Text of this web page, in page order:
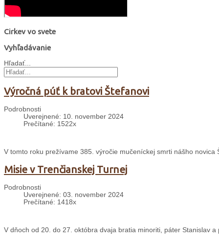
Cirkev vo svete
Vyhľadávanie
Hľadať...
Výročná púť k bratovi Štefanovi
Podrobnosti
Uverejnené: 10. november 2024
Prečítané: 1522x
V tomto roku prežívame 385. výročie mučeníckej smrti nášho
Misie v Trenčianskej Turnej
Podrobnosti
Uverejnené: 03. november 2024
Prečítané: 1418x
V dňoch od 20. do 27. októbra dvaja bratia minoriti, páter Stanislav